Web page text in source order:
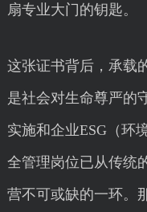
扇专业大门的钥匙。
这张证书背后，承载
是社会对生命尊严的
实施和企业ESG（环
全管理岗位已从传统
营不可或缺的一环。